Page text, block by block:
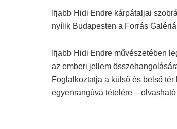
Ifjabb Hidi Endre kárpátaljai
nyílik Budapesten a Forrás
Ifjabb Hidi Endre művészetében
az emberi jellem
Foglalkoztatja a külső és belső
egyenrangúvá tételére –